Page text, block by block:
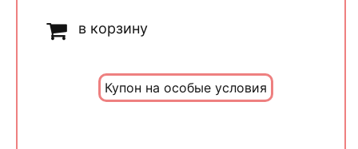
в корзину
Купон на особые условия